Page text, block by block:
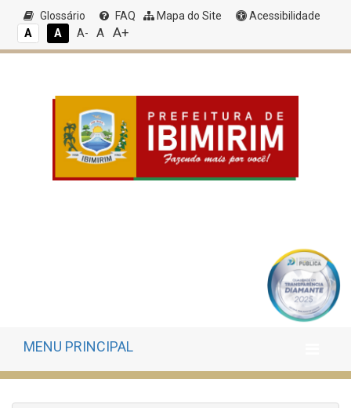
Glossário FAQ Mapa do Site
Acessibilidade
A
A A- A A+
MENU PRINCIPAL